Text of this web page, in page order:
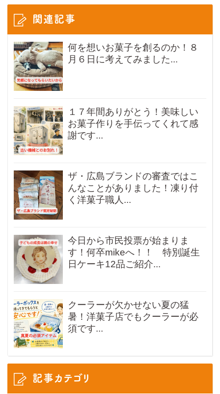
関連記事
何を想いお菓子を創るのか！８
月６日に考えてみました...
１７年間ありがとう！美味しい
お菓子作りを手伝ってくれて感
謝です...
ザ・広島ブランドの審査ではこ
んなことがありました！凍り付
く洋菓子職人...
今日から市民投票が始まりま
す！何卒mikeへ！！ 特別誕生
日ケーキ12品ご紹介...
クーラーが欠かせない夏の猛
暑！洋菓子店でもクーラーが必
須です...
記事カテゴリ